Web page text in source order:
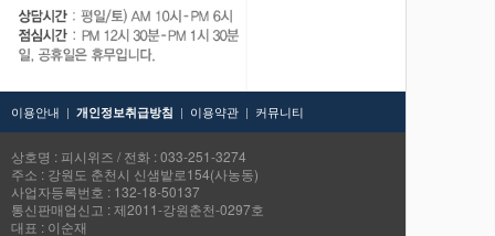
이용안내 | 개인정보취급방침 | 이용약관 | 커뮤니티
상호명 : 피시위즈 / 전화 : 033-251-3274
주소 : 강원도 춘천시 신샘밭로154(사농동)
사업자등록번호 : 132-18-50137
통신판매업신고 : 제2011-강원춘천-0297호
대표 : 이순재